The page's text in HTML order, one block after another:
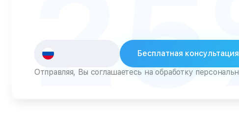
Телефоны
Тепловизоры
Бесплатная консультация
Отправляя, Вы соглашаетесь на обработку